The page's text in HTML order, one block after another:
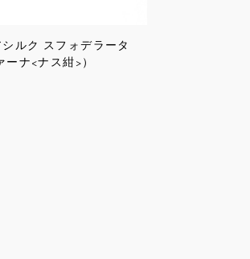
ルク スフォデラータ
ーナ<ナス紺>）